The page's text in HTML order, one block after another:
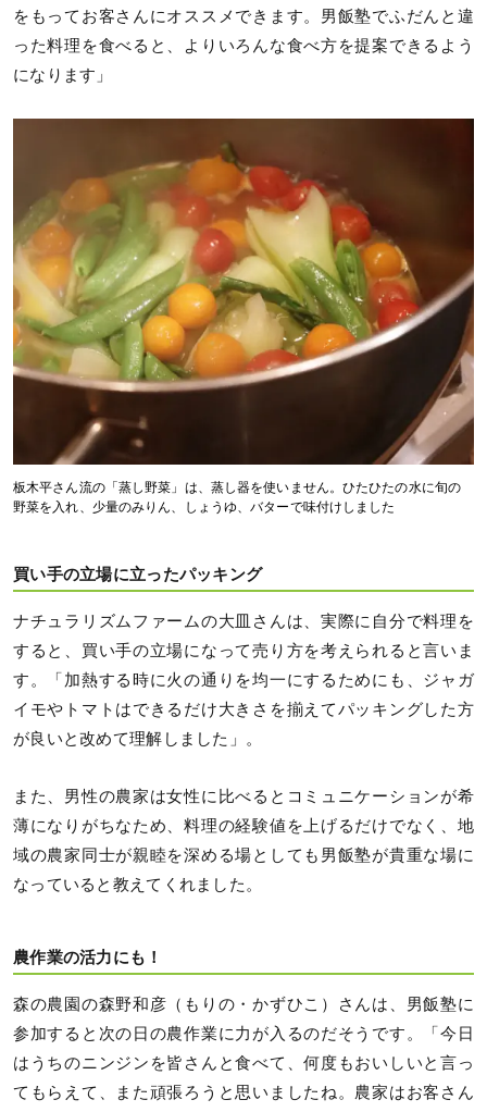
をもってお客さんにオススメできます。男飯塾でふだんと違
った料理を食べると、よりいろんな食べ方を提案できるよう
になります」
板木平さん流の「蒸し野菜」は、蒸し器を使いません。ひたひたの水に旬の
野菜を入れ、少量のみりん、しょうゆ、バターで味付けしました
買い手の立場に立ったパッキング
ナチュラリズムファームの大皿さんは、実際に自分で料理を
すると、買い手の立場になって売り方を考えられると言いま
す。「加熱する時に火の通りを均一にするためにも、ジャガ
イモやトマトはできるだけ大きさを揃えてパッキングした方
が良いと改めて理解しました」。
また、男性の農家は女性に比べるとコミュニケーションが希
薄になりがちなため、料理の経験値を上げるだけでなく、地
域の農家同士が親睦を深める場としても男飯塾が貴重な場に
なっていると教えてくれました。
農作業の活力にも！
森の農園の森野和彦（もりの・かずひこ）さんは、男飯塾に
参加すると次の日の農作業に力が入るのだそうです。「今日
はうちのニンジンを皆さんと食べて、何度もおいしいと言っ
てもらえて、また頑張ろうと思いましたね。農家はお客さん